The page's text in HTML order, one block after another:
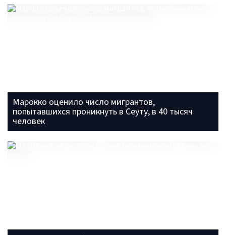
Марокко оценило число мигрантов,
попытавшихся проникнуть в Сеуту, в 40 тысяч
человек